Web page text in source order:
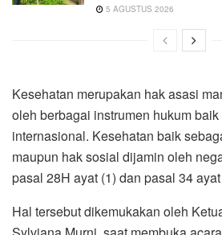
5 AGUSTUS 2026
Kesehatan merupakan hak asasi
oleh berbagai instrumen hukum
internasional. Kesehatan baik
maupun hak sosial dijamin oleh
pasal 28H ayat (1) dan pasal 34
Hal tersebut dikemukakan oleh